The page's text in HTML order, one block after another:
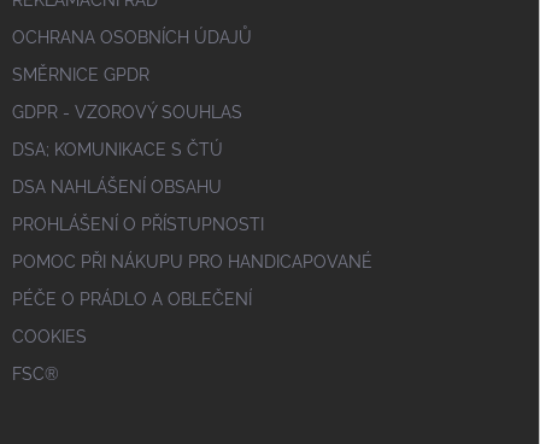
OCHRANA OSOBNÍCH ÚDAJŮ
SMĚRNICE GPDR
GDPR - VZOROVÝ SOUHLAS
DSA; KOMUNIKACE S ČTÚ
DSA NAHLÁŠENÍ OBSAHU
PROHLÁŠENÍ O PŘÍSTUPNOSTI
POMOC PŘI NÁKUPU PRO HANDICAPOVANÉ
PÉČE O PRÁDLO A OBLEČENÍ
COOKIES
FSC®